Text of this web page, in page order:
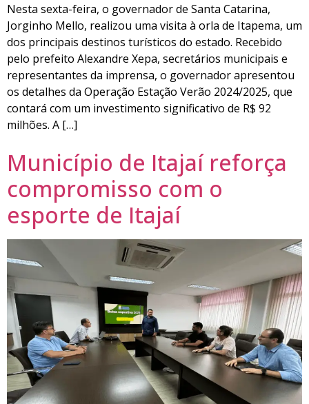
Nesta sexta-feira, o governador de Santa Catarina,
Jorginho Mello, realizou uma visita à orla de Itapema, um
dos principais destinos turísticos do estado. Recebido
pelo prefeito Alexandre Xepa, secretários municipais e
representantes da imprensa, o governador apresentou
os detalhes da Operação Estação Verão 2024/2025, que
contará com um investimento significativo de R$ 92
milhões. A […]
Município de Itajaí reforça
compromisso com o
esporte de Itajaí